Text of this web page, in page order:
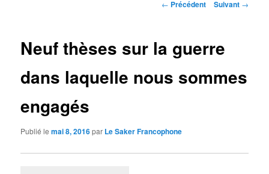
Navigation
← Précédent Suivant →
Neuf thèses sur la guerre
dans laquelle nous sommes
engagés
Publié lemai 8, 2016par Le Saker Francophone